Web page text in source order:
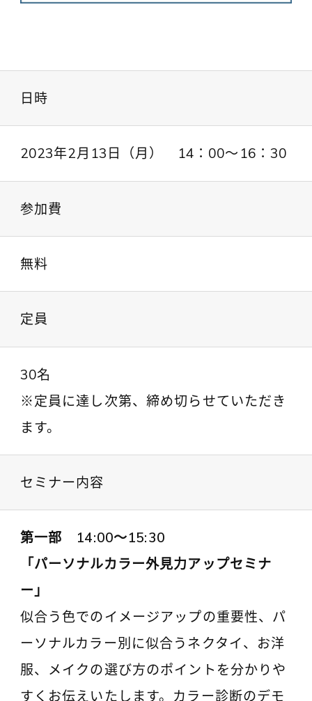
日時
2023年2月13日（月） 14：00～16：30
参加費
無料
定員
30名
※定員に達し次第、締め切らせていただき
ます。
セミナー内容
第一部 14:00～15:30
「パーソナルカラー外見力アップセミナ
ー」
似合う色でのイメージアップの重要性、パ
ーソナルカラー別に似合うネクタイ、お洋
服、メイクの選び方のポイントを分かりや
すくお伝えいたします。カラー診断のデモ